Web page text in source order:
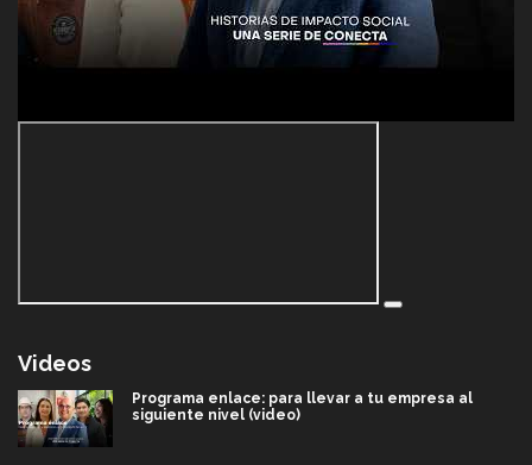
Videos
Programa enlace: para llevar a tu empresa al
siguiente nivel (video)